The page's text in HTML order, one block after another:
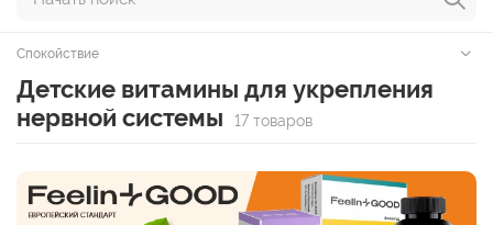
Спокойствие
Детские витамины для укрепления
нервной системы
17 товаров